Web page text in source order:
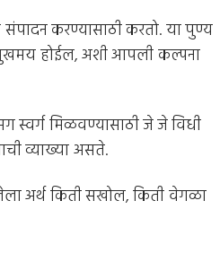
करण्यासाठी करतो. या पुण्य
होईल, अशी आपली कल्पना
स्वर्ग मिळवण्यासाठी जे जे विधी
व्याख्या असते.
अर्थ किती सखोल, किती वेगळा